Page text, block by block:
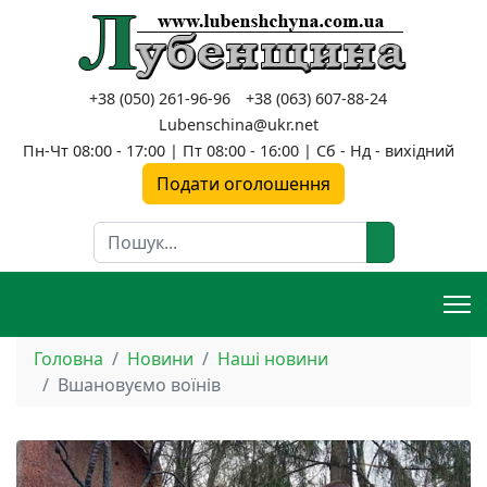
+38 (050) 261-96-96
+38 (063) 607-88-24
Lubenschina@ukr.net
Пн-Чт 08:00 - 17:00 | Пт 08:00 - 16:00 | Сб - Нд - вихідний
Подати оголошення
Пошук
Головна Новини
Наші новини
Вшановуємо воїнів